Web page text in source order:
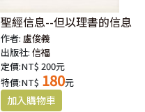
聖經信息--但以理書的信息
作者:盧俊義
出版社:信福
定價:NT$ 200元
特價:NT$ 180元